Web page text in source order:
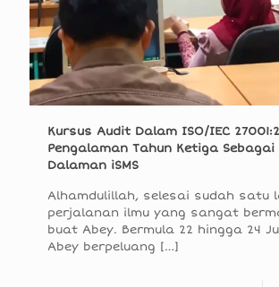
Kursus Audit Dalam ISO/IEC
Pengalaman Tahun Ketiga
Dalaman iSMS
Alhamdulillah, selesai sudah satu
perjalanan ilmu yang sangat
buat Abey. Bermula 22 hingga 24
Abey berpeluang […]